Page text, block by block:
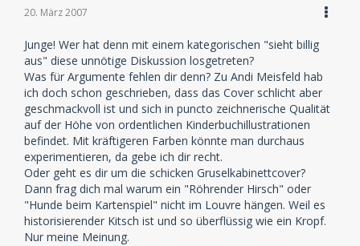
20. März 2007
Junge! Wer hat denn mit einem kategorischen "sieht billig
aus" diese unnötige Diskussion losgetreten?
Was für Argumente fehlen dir denn? Zu Andi Meisfeld hab
ich doch schon geschrieben, dass das Cover schlicht aber
geschmackvoll ist und sich in puncto zeichnerische Qualität
auf der Höhe von ordentlichen Kinderbuchillustrationen
befindet. Mit kräftigeren Farben könnte man durchaus
experimentieren, da gebe ich dir recht.
Oder geht es dir um die schicken Gruselkabinettcover?
Dann frag dich mal warum ein "Röhrender Hirsch" oder
"Hunde beim Kartenspiel" nicht im Louvre hängen. Weil es
historisierender Kitsch ist und so überflüssig wie ein Kropf.
Nur meine Meinung.